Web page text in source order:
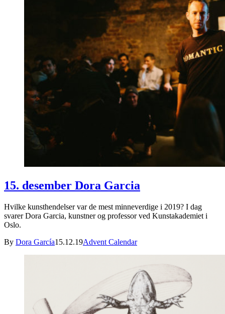
15. desember Dora Garcia
Hvilke kunsthendelser var de mest minneverdige i 2019? I dag
svarer Dora Garcia, kunstner og professor ved Kunstakademiet i
Oslo.
By Dora García15.12.19Advent Calendar